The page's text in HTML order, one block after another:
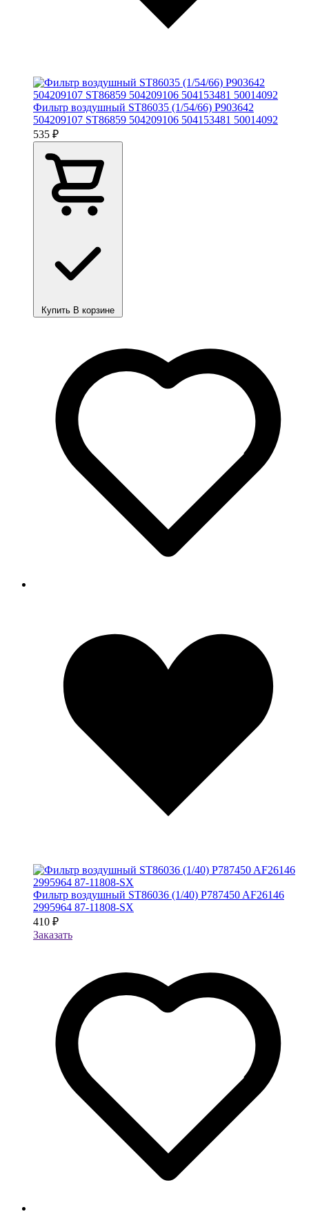
Фильтр воздушный ST86035 (1/54/66) P903642
504209107 ST86859 504209106 504153481 50014092
535 ₽
Купить В корзине
Фильтр воздушный ST86036 (1/40) P787450 AF26146
2995964 87-11808-SX
410 ₽
Заказать